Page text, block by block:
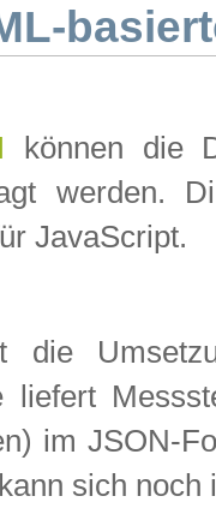
können die
werden.
JavaScript.
die
liefert
im JSON-
sich noch